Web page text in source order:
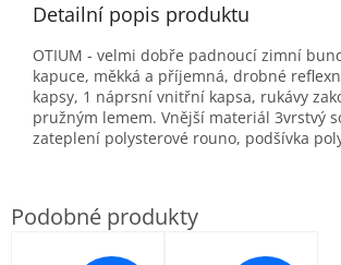
Detailní popis produktu
OTIUM - velmi dobře padnoucí zimní
kapuce, měkká a příjemná, drobné
kapsy, 1 náprsní vnitřní kapsa, rukávy
pružným lemem. Vnější materiál 3vrstvý
zateplení polysterové rouno, podšívka